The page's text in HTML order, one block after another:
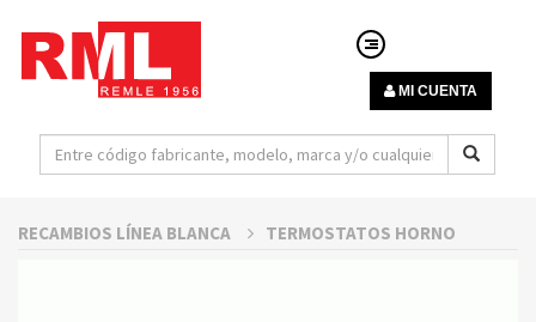
MI CUENTA
RECAMBIOS LÍNEA BLANCA TERMOSTATOS HORNO